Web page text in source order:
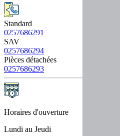
Standard
0257686291
SAV
0257686294
Pièces détachées
0257686293
Horaires d'ouverture
Lundi au Jeudi